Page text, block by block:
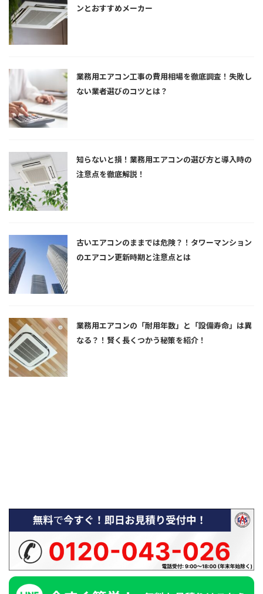
ンとおすすめメーカー
業務用エアコン工事の費用相場を徹底調査！失敗し
ない業者選びのコツとは？
知らないと損！業務用エアコンの選び方と導入時の
注意点を徹底解説！
古いエアコンのままでは危険？！タワーマンション
のエアコン更新時期と注意点とは
業務用エアコンの「耐用年数」と「設備寿命」は異
なる？！賢く長くつかう秘策を紹介！